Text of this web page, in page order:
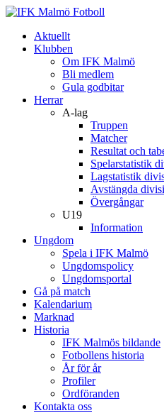
Aktuellt
Klubben
Om IFK Malmö
Bli medlem
Gula godbitar
Herrar
A-lag
Truppen
Matcher
Resultat och
Spelarstatistik
Lagstatistik
Avstängda
Övergångar
U19
Information
Ungdom
Spela i IFK Malmö
Ungdomspolicy
Ungdomsportal
Gå på match
Kalendarium
Marknad
Historia
IFK Malmös bildande
Fotbollens historia
År för år
Profiler
Ordföranden
Kontakta oss